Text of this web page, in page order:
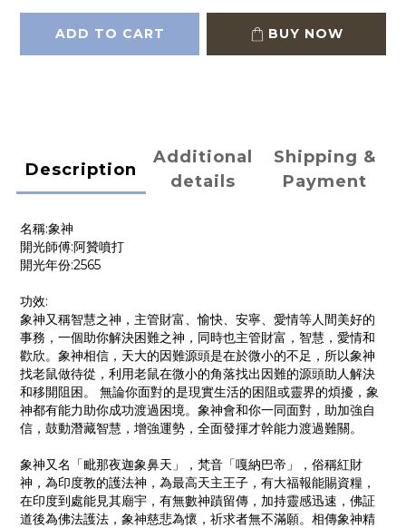
ADD TO CART BUY NOW
Description
Additional
details
Shipping &
Payment
名稱:象神
開光師傅:阿贊噴打
開光年份:2565
功效:
象神又稱智慧之神，主管財富、愉快、安寧、愛情等人間美好的
事務，一個助你解決困難之神，同時也主管財富，智慧，愛情和
歡欣。象神相信，天大的因難源頭是在於微小的不足，所以象神
找老鼠做待從，利用老鼠在微小的角落找出因難的源頭助人解決
和移開阻困。 無論你面對的是現實生活的困阻或靈界的煩擾，象
神都有能力助你成功渡過困境。象神會和你一同面對，助加強自
信，鼓動潛藏智慧，增強運勢，全面發揮才幹能力渡過難關。
象神又名「毗那夜迦象鼻天」，梵音「嘎納巴帝」，俗稱紅財
神，為印度教的護法神，為最高天主王子，有大福報能賜資糧，
在印度到處能見其廟宇，有無數神蹟留傳，加持靈感迅速，佛証
道後為佛法護法，象神慈悲為懷，祈求者無不滿願。相傳象神精